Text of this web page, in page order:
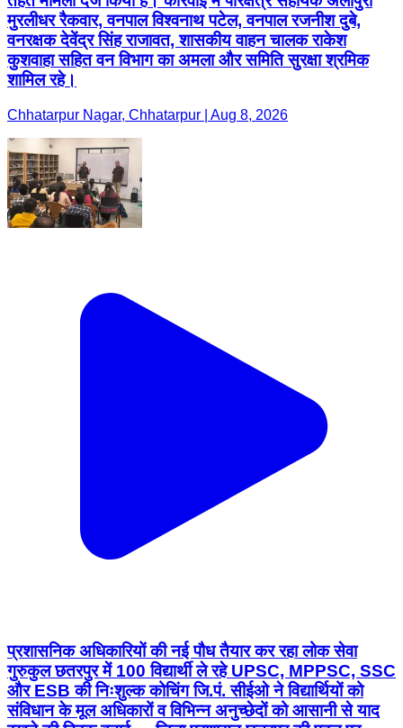
मुरलीधर रैकवार, वनपाल विश्वनाथ पटेल, वनपाल रजनीश दुबे,
वनरक्षक देवेंद्र सिंह राजावत, शासकीय वाहन चालक राकेश
कुशवाहा सहित वन विभाग का अमला और समिति सुरक्षा श्रमिक
शामिल रहे।
Chhatarpur Nagar, Chhatarpur | Aug 8, 2026
प्रशासनिक अधिकारियों की नई पौध तैयार कर रहा लोक सेवा
गुरुकुल छतरपुर में 100 विद्यार्थी ले रहे UPSC, MPPSC, SSC
और ESB की निःशुल्क कोचिंग जि.पं. सीईओ ने विद्यार्थियों को
संविधान के मूल अधिकारों व विभिन्न अनुच्छेदों को आसानी से याद